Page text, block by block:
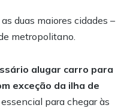
duas maiores cidades –
metropolitano.
alugar carro para
exceção da ilha de
para chegar às